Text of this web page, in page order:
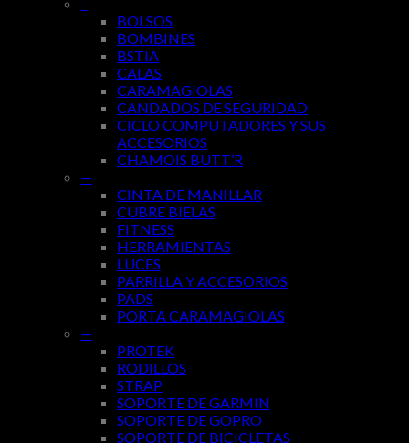
–
BOLSOS
BOMBINES
BSTIA
CALAS
CARAMAGIOLAS
CANDADOS DE SEGURIDAD
CICLO COMPUTADORES Y SUS
ACCESORIOS
CHAMOIS BUTT’R
—
CINTA DE MANILLAR
CUBRE BIELAS
FITNESS
HERRAMIENTAS
LUCES
PARRILLA Y ACCESORIOS
PADS
PORTA CARAMAGIOLAS
—
PROTEK
RODILLOS
STRAP
SOPORTE DE GARMIN
SOPORTE DE GOPRO
SOPORTE DE BICICLETAS